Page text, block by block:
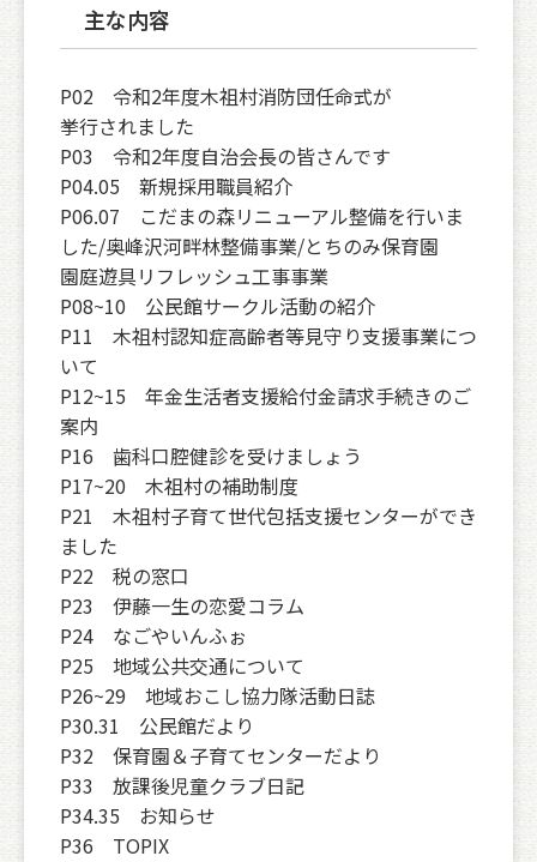
主な内容
P02 令和2年度木祖村消防団任命式が
挙行されました
P03 令和2年度自治会長の皆さんです
P04.05 新規採用職員紹介
P06.07 こだまの森リニューアル整備を行いま
した/奥峰沢河畔林整備事業/とちのみ保育園
園庭遊具リフレッシュ工事事業
P08~10 公民館サークル活動の紹介
P11 木祖村認知症高齢者等見守り支援事業につ
いて
P12~15 年金生活者支援給付金請求手続きのご
案内
P16 歯科口腔健診を受けましょう
P17~20 木祖村の補助制度
P21 木祖村子育て世代包括支援センターができ
ました
P22 税の窓口
P23 伊藤一生の恋愛コラム
P24 なごやいんふぉ
P25 地域公共交通について
P26~29 地域おこし協力隊活動日誌
P30.31 公民館だより
P32 保育園＆子育てセンターだより
P33 放課後児童クラブ日記
P34.35 お知らせ
P36 TOPIX